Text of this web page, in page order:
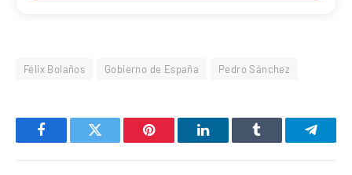
Félix Bolaños Gobierno de España Pedro Sánchez
FacebookTwitter Pinterest LinkedInTumblr